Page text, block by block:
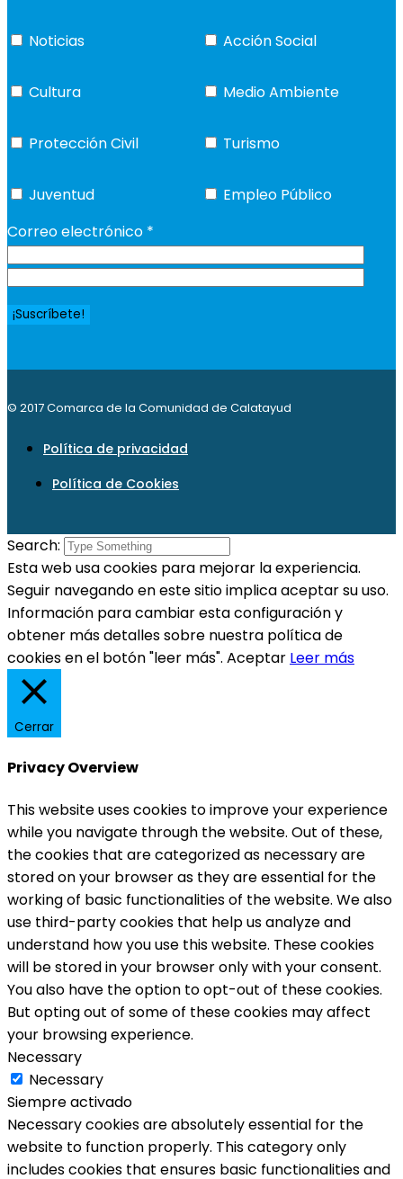
Noticias Acción Social
Cultura Medio Ambiente
Protección Civil Turismo
Juventud
Empleo Público
Correo electrónico *
© 2017 Comarca de la Comunidad de Calatayud
Política de privacidad
Política de Cookies
Search:
Esta web usa cookies para mejorar la experiencia.
Seguir navegando en este sitio implica aceptar su uso.
Información para cambiar esta configuración y
obtener más detalles sobre nuestra política de
cookies en el botón "leer más". Aceptar Leer más
Cerrar
Privacy Overview
This website uses cookies to improve your experience
while you navigate through the website. Out of these,
the cookies that are categorized as necessary are
stored on your browser as they are essential for the
working of basic functionalities of the website. We also
use third-party cookies that help us analyze and
understand how you use this website. These cookies
will be stored in your browser only with your consent.
You also have the option to opt-out of these cookies.
But opting out of some of these cookies may affect
your browsing experience.
Necessary
Necessary
Siempre activado
Necessary cookies are absolutely essential for the
website to function properly. This category only
includes cookies that ensures basic functionalities and